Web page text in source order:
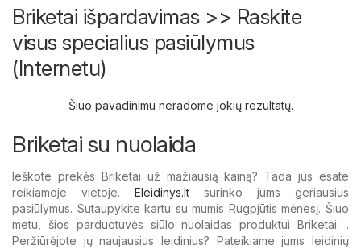
Briketai išpardavimas >> Raskite
visus specialius pasiūlymus
(Internetu)
Šiuo pavadinimu neradome jokių rezultatų.
Briketai su nuolaida
Ieškote prekės Briketai už mažiausią kainą? Tada jūs esate
reikiamoje vietoje. Eleidinys.lt surinko jums geriausius
pasiūlymus. Sutaupykite kartu su mumis Rugpjūtis mėnesį. Šiuo
metu, šios parduotuvės siūlo nuolaidas produktui Briketai: .
Peržiūrėjote jų naujausius leidinius? Pateikiame jums leidinių